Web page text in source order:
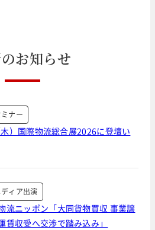
のお知らせ
ナー
）国際物流総合展2026に登壇い
ディア出演
流ニッポン「大同貨物買収 事業譲
賃収受へ交渉で踏み込み」